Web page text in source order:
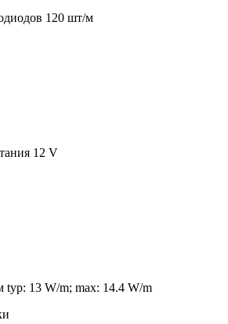
120 шт/м
12 V
typ: 13 W/m; max: 14.4 W/m